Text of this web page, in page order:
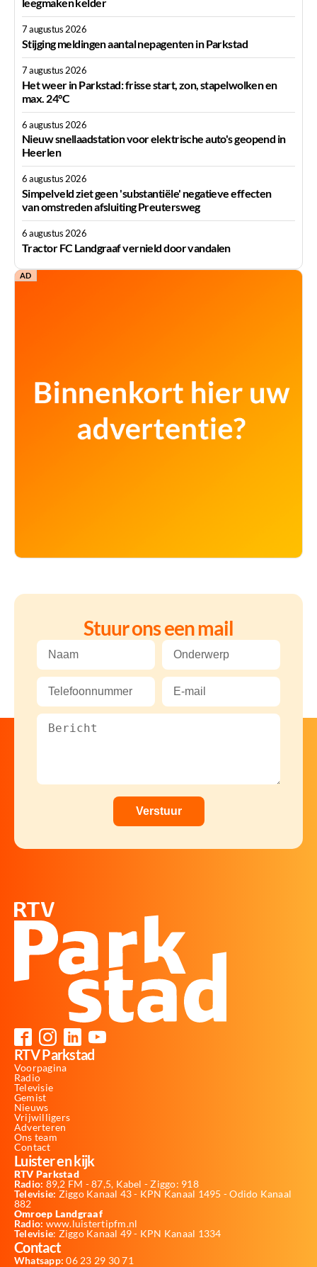
7 augustus 2026
Stijging meldingen aantal nepagenten in Parkstad
7 augustus 2026
Het weer in Parkstad: frisse start, zon, stapelwolken en
max. 24°C
6 augustus 2026
Nieuw snellaadstation voor elektrische auto's geopend in
Heerlen
6 augustus 2026
Simpelveld ziet geen 'substantiële' negatieve effecten
van omstreden afsluiting Preutersweg
6 augustus 2026
Tractor FC Landgraaf vernield door vandalen
AD
Stuur ons een mail
RTV Parkstad
Voorpagina
Radio
Televisie
Gemist
Nieuws
Vrijwilligers
Adverteren
Ons team
Contact
Luister en kijk
RTV Parkstad
Radio: 89,2 FM - 87,5, Kabel - Ziggo: 918
Televisie: Ziggo Kanaal 43 - KPN Kanaal 1495 - Odido Kanaal
882
Omroep Landgraaf
Radio: www.luistertipfm.nl
Televisie: Ziggo Kanaal 49 - KPN Kanaal 1334
Contact
Whatsapp: 06 23 29 30 71